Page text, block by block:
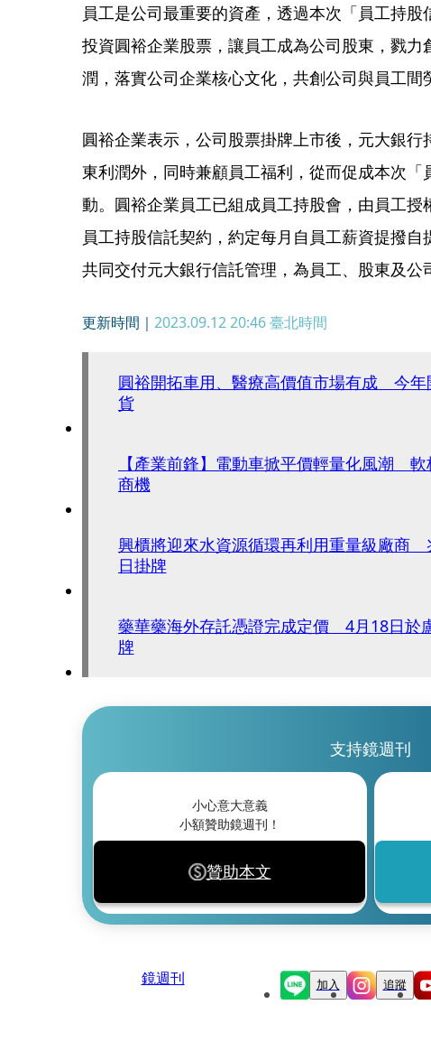
員工是公司最重要的資產，透過本次「員工持
投資圓裕企業股票，讓員工成為公司股東，戮
潤，落實公司企業核心文化，共創公司與員工間
圓裕企業表示，公司股票掛牌上市後，元大銀
東利潤外，同時兼顧員工福利，從而促成本次
動。圓裕企業員工已組成員工持股會，由員工
員工持股信託契約，約定每月自員工薪資提撥自
共同交付元大銀行信託管理，為員工、股東及公
更新時間｜ 2023.09.12 20:46臺北時間
圓裕開拓車用、醫療高價值市場有成 今年
貨
【產業前鋒】電動車掀平價輕量化風潮
商機
興櫃將迎來水資源循環再利用重量級廠商
日掛牌
藥華藥海外存託憑證完成定價 4月18日於
牌
支持鏡週刊
小心意大意義
小額贊助鏡週刊！
贊助本文
鏡週刊 加入 追蹤